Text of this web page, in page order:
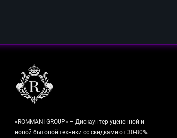
«ROMMANI GROUP» – Дискаунтер уцененной и
новой бытовой техники со скидками от 30-80%.